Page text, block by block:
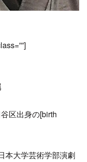
区出身の[birth
本大学芸術学部演劇